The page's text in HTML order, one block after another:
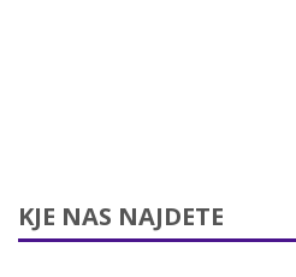
KJE NAS NAJDETE